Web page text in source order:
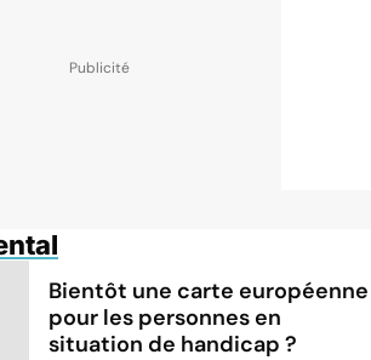
Bientôt une carte européenne
pour les personnes en
situation de handicap ?